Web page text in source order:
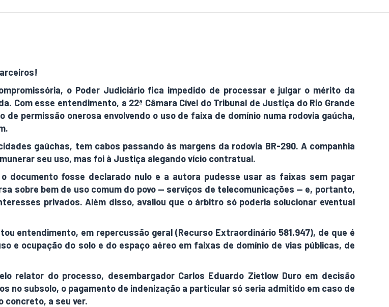
o Poder Judiciário fica impedido de processar e julgar o mérito da
Com esse entendimento, a 22ª Câmara Cível do Tribunal de Justiça do Rio Grande
permissão onerosa envolvendo o uso de faixa de domínio numa rodovia gaúcha,
gaúchas, tem cabos passando às margens da rodovia BR-290. A companhia
seu uso, mas foi à Justiça alegando vício contratual.
documento fosse declarado nulo e a autora pudesse usar as faixas sem pagar
sobre bem de uso comum do povo — serviços de telecomunicações — e, portanto,
privados. Além disso, avaliou que o árbitro só poderia solucionar eventual
entendimento, em repercussão geral (Recurso Extraordinário 581.947), de que é
e ocupação do solo e do espaço aéreo em faixas de domínio de vias públicas, de
relator do processo, desembargador Carlos Eduardo Zietlow Duro em decisão
no subsolo, o pagamento de indenização a particular só seria admitido em caso de
concreto, a seu ver.